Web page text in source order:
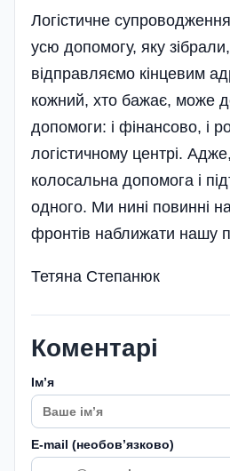
Логістичне
усю допомогу, яку
відправляємо кінцевим
кожний, хто бажає, може
допомоги: і фінансово, і
логістичному центрі.
колосальна допомога і
одного. Ми нині повинні
фронтів наближати нашу
Тетяна Степанюк
Коментарі
Імʼя
E-mail (необовʼязково)